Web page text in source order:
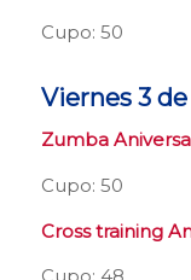
Cupo: 50
Viernes 3
Zumba
Cupo: 50
Cross training